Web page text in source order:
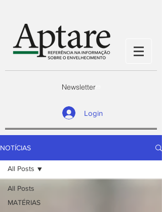
Newsletter
Login
NOTÍCIAS
All Posts
MATÉRIAS
All Posts